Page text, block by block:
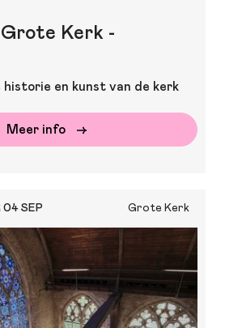
Kerk -
historie en kunst van de kerk
Meer info
04 SEP Grote Kerk